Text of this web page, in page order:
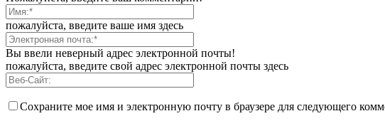
пожалуйста, введите ваше имя здесь
Вы ввели неверный адрес электронной почты!
пожалуйста, введите свой адрес электронной почты здесь
Сохраните мое имя и электронную почту в браузере для следующего